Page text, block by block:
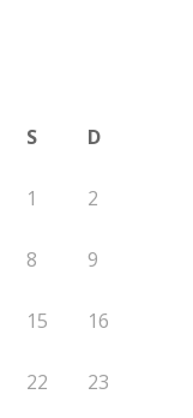
S D
1 2
8 9
15 16
22 23